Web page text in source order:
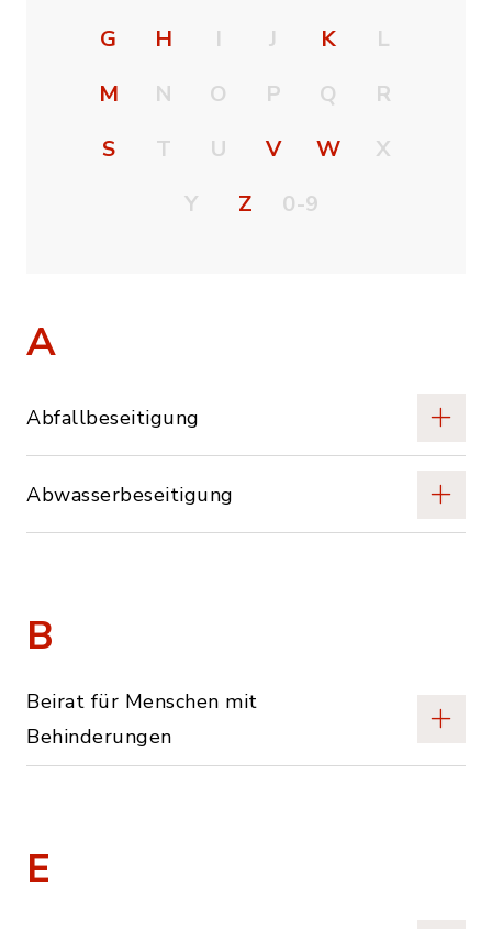
G
H I J K
L
M
N O P Q
R
S
T U V W
X
Y
Z 0-9
A
Abfallbeseitigung
Abwasserbeseitigung
B
Beirat für Menschen mit
Behinderungen
E